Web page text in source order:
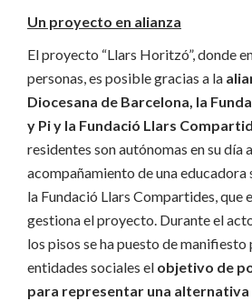
Un proyecto en alianza
El proyecto “Llars Horitzó”, donde
personas, es posible gracias a la
Diocesana de Barcelona, ​​la
y Pi y la Fundació Llars
residentes son autónomas en su día
acompañamiento de una educadora
la Fundació Llars Compartides, que
gestiona el proyecto. Durante el
los pisos se ha puesto de manifiesto
entidades sociales el objetivo de
para representar una alternativa